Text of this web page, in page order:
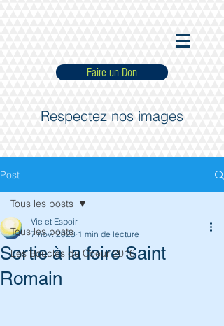
Faire un Don
Respectez nos images
Post
Tous les posts
Les Boucles du Coeur 2016
Tous les posts
Sortie à la foire Saint
Romain
Vie et Espoir
7 nov. 2023 1 min de lecture